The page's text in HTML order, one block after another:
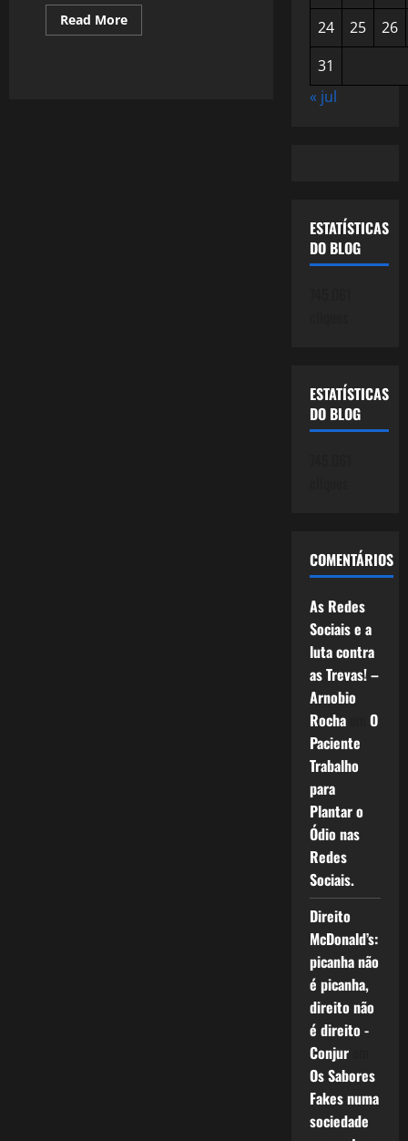
Read MoreRead
more
24
25
26
31
« jul
ESTATÍSTICAS
DO BLOG
ESTATÍSTICAS
DO BLOG
COMENTÁRIOS
As Redes
Sociais e a
luta contra
as Trevas! –
Arnobio
Rochaem O
Paciente
Trabalho
para
Plantar o
Ódio nas
Redes
Sociais.
Direito
McDonald’s:
picanha não
é picanha,
direito não
é direito -
Conjurem
Os Sabores
Fakes numa
sociedade